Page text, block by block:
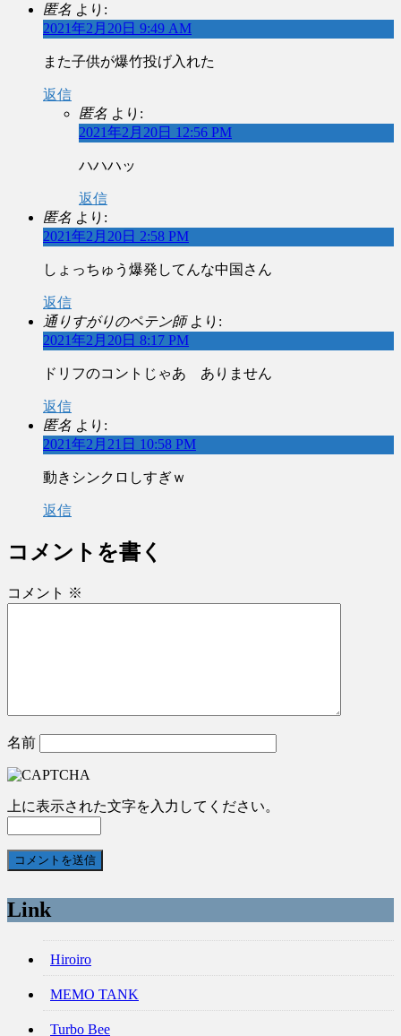
匿名 より:
2021年2月20日 9:49 AM
また子供が爆竹投げ入れた
返信
匿名 より:
2021年2月20日 12:56 PM
ハハハッ
返信
匿名 より:
2021年2月20日 2:58 PM
しょっちゅう爆発してんな中国さん
返信
通りすがりのペテン師 より:
2021年2月20日 8:17 PM
ドリフのコントじゃあ ありません
返信
匿名 より:
2021年2月21日 10:58 PM
動きシンクロしすぎｗ
返信
コメントを書く
コメント ※
名前
上に表示された文字を入力してください。
Link
Hiroiro
MEMO TANK
Turbo Bee